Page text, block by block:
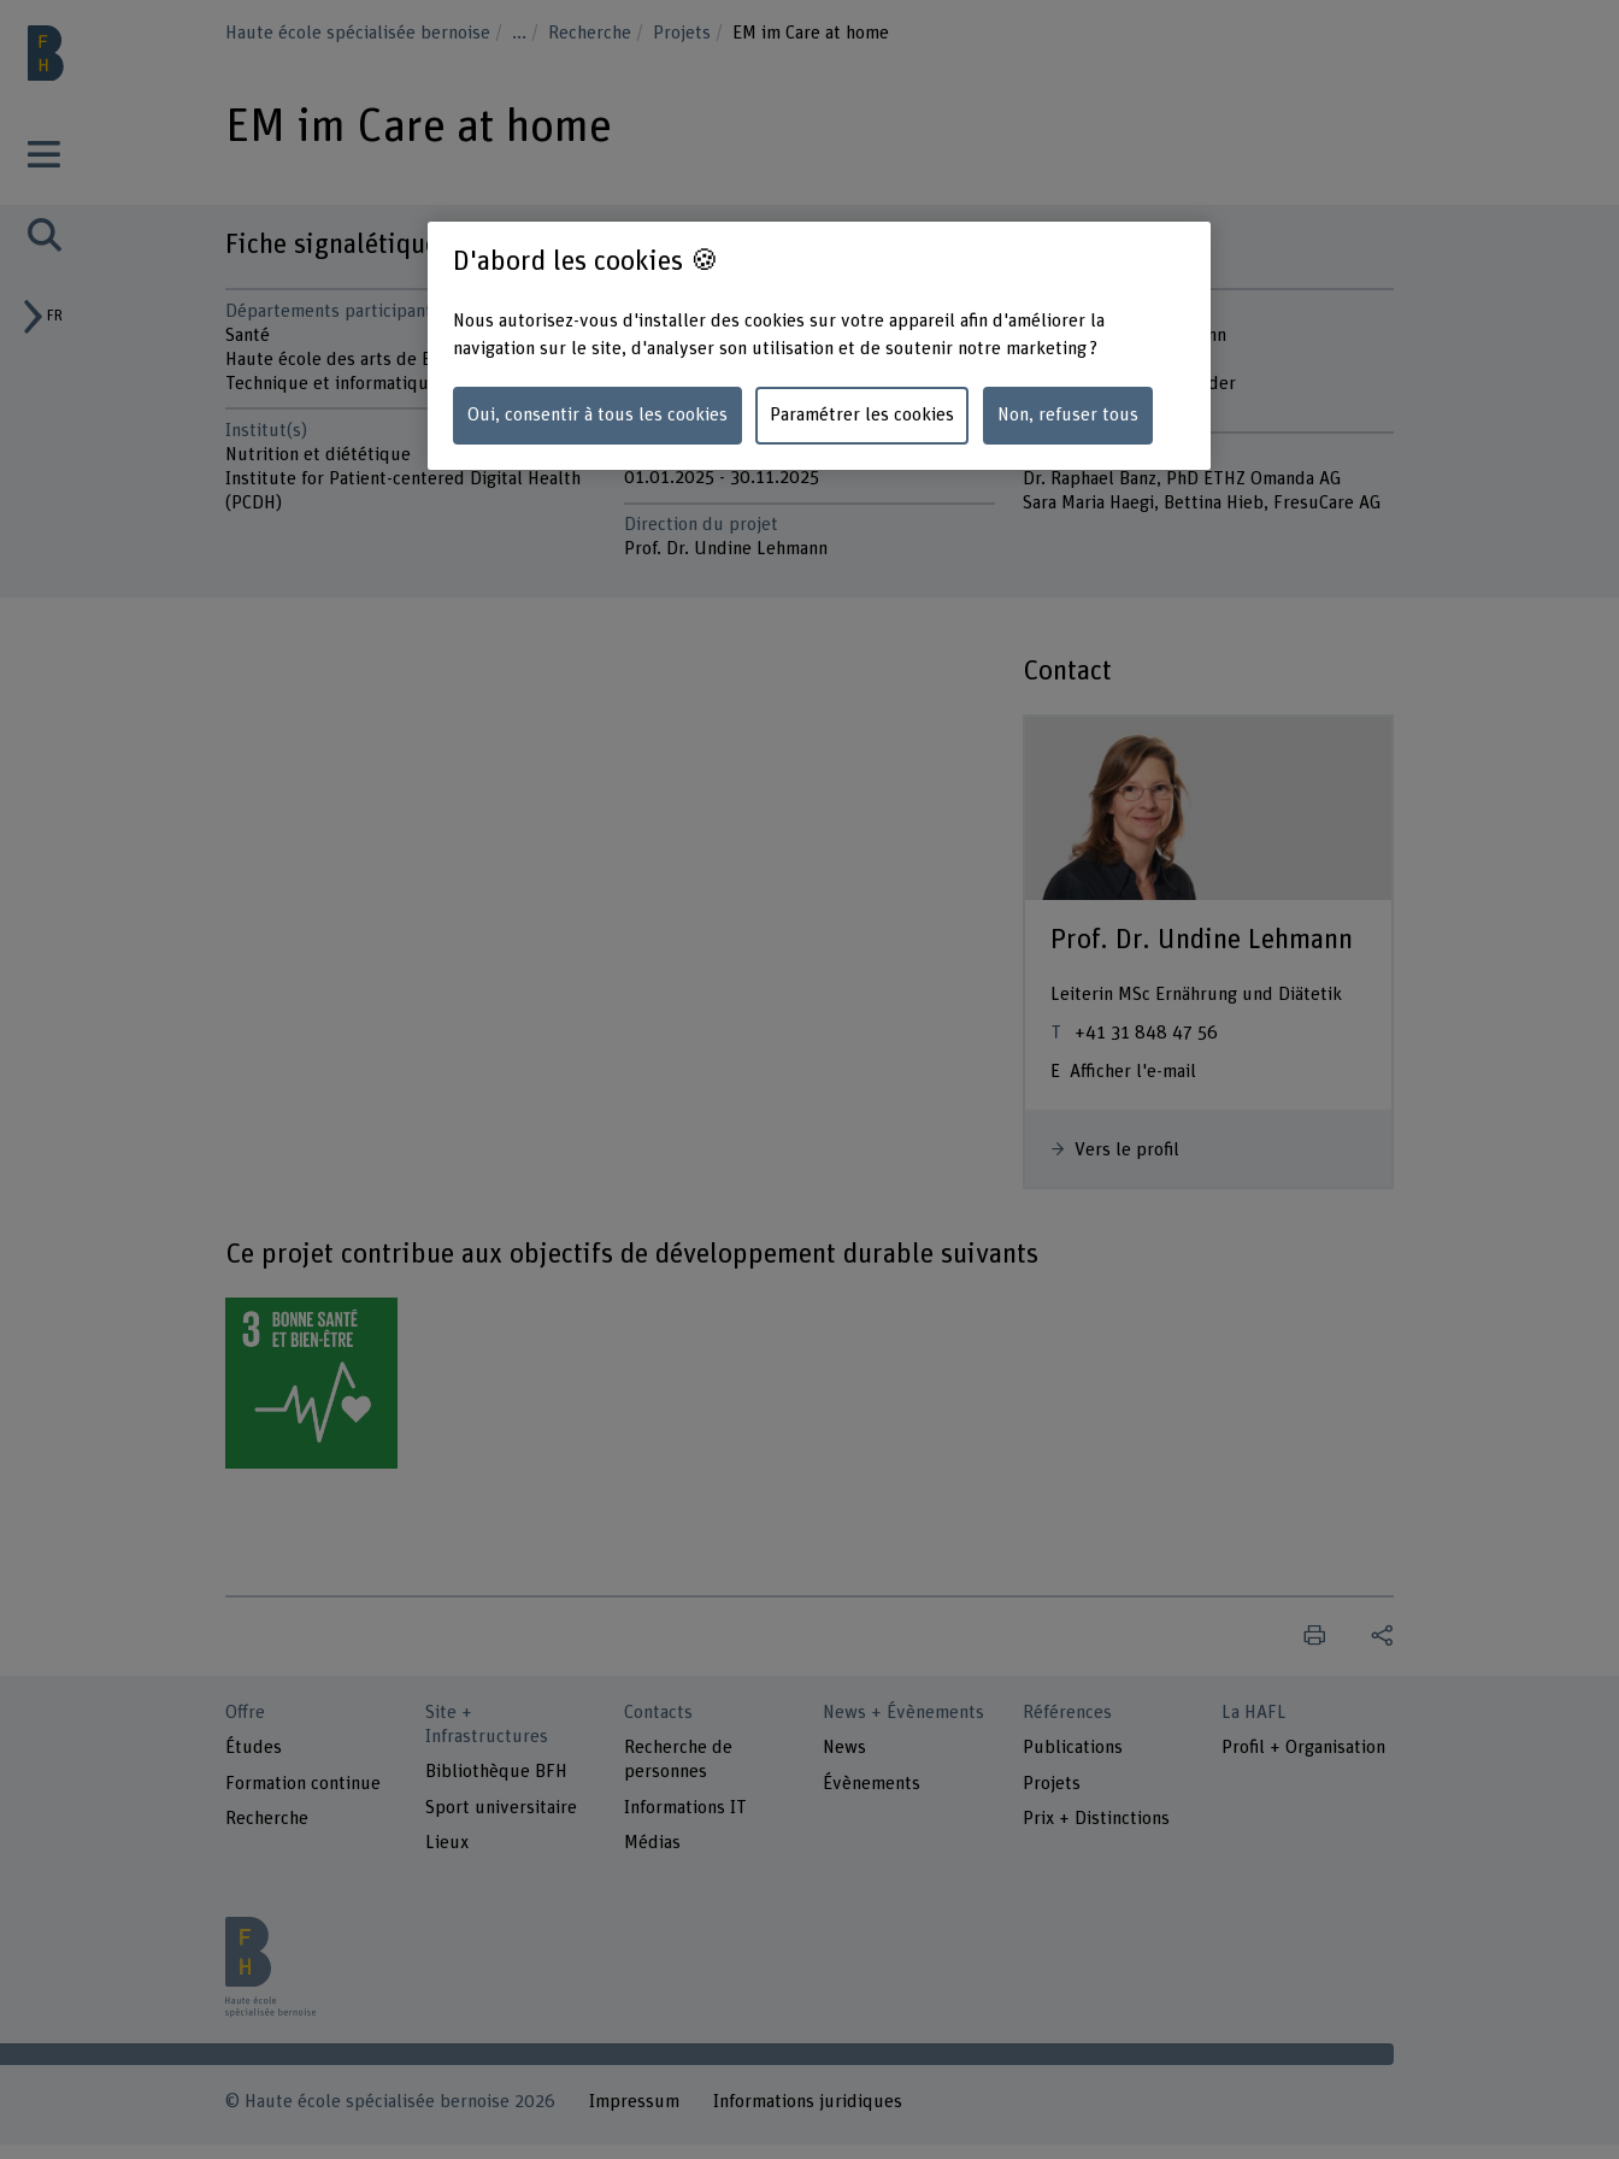
FR
Haute école spécialisée bernoise ... Recherche Projets EM im Care at home
EM im Care at home
Fiche signalétique
Départements participants
Santé
Haute école des arts de Berne
Technique et informatique
Institut(s)
Nutrition et diététique
Institute for Patient-centered Digital Health
(PCDH)
Champ thématique stratégique
Champ thématique "Caring Society"
Organisation d'encouragement
BFH
01.01.2025 - 30.11.2025
Direction du projet
Prof. Dr. Undine Lehmann
Équipe du projet
Prof. Dr. Undine Lehmann
Katja Uhlmann
Prof. Daniel Reichenpfader
Beatrice Kaufmann
Dr. Raphael Banz, PhD ETHZ Omanda AG
Sara Maria Haegi, Bettina Hieb, FresuCare AG
Contact
Prof. Dr. Undine Lehmann
Leiterin MSc Ernährung und Diätetik
+41 31 848 47 56
Afficher l'e-mail
Vers le profil
Ce projet contribue aux objectifs de développement durable suivants
Offre
Études
Formation continue
Recherche
Site +
Infrastructures
Bibliothèque BFH
Sport universitaire
Lieux
Contacts
Recherche de
personnes
Informations IT
Médias
News + Évènements
News
Évènements
Références
Publications
Projets
Prix + Distinctions
La HAFL
Profil + Organisation
© Haute école spécialisée bernoise 2026 Impressum Informations juridiques
D'abord les cookies 🍪
Nous autorisez-vous d'installer des cookies sur votre appareil afin d'améliorer la
navigation sur le site, d'analyser son utilisation et de soutenir notre marketing ?
Oui, consentir à tous les cookies Paramétrer les cookies Non, refuser tous